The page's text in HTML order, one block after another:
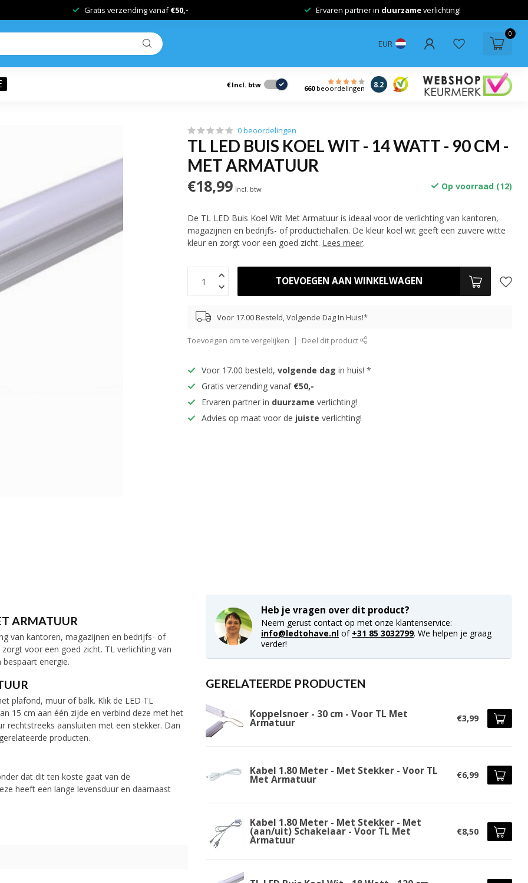
Gratis verzending vanaf€50,- Ervaren partner in duurzameverlichting!
EUR
0
€ Incl. btw 660beoordelingen 8.2
0 beoordelingen
TL LED BUIS KOEL WIT - 14 WATT - 90 CM -
MET ARMATUUR
€18,99 Incl. btw Op voorraad (12)
De TL LED Buis Koel Wit Met Armatuur is ideaal voor de verlichting van kantoren,
magazijnen en bedrijfs- of productiehallen. De kleur koel wit geeft een zuivere witte
kleur en zorgt voor een goed zicht. Lees meer.
TOEVOEGEN AAN WINKELWAGEN
Voor 17.00 Besteld, Volgende Dag In Huis!*
Toevoegen om te vergelijken Deel dit product
Voor 17.00 besteld,volgende dag in huis! *
Gratis verzending vanaf €50,-
Ervaren partner in duurzame verlichting!
Advies op maat voor de juiste verlichting!
ARMATUUR
van kantoren, magazijnen en bedrijfs- of
voor een goed zicht. TL verlichting van
energie.
plafond, muur of balk. Klik de LED TL
15 cm aan één zijde en verbind deze met het
aansluiten met een stekker. Dan
producten.
dat dit ten koste gaat van de
heeft een lange levensduur en daarnaast
Heb je vragen over dit product?
Neem gerust contact op met onze klantenservice:
info@ledtohave.nl of +31 85 3032799. We helpen je graag
verder!
GERELATEERDE PRODUCTEN
Koppelsnoer - 30 cm - Voor TL Met
Armatuur €3,99
Kabel 1.80 Meter - Met Stekker - Voor TL
Met Armatuur €6,99
Kabel 1.80 Meter - Met Stekker - Met
(aan/uit) Schakelaar - Voor TL Met
Armatuur
€8,50